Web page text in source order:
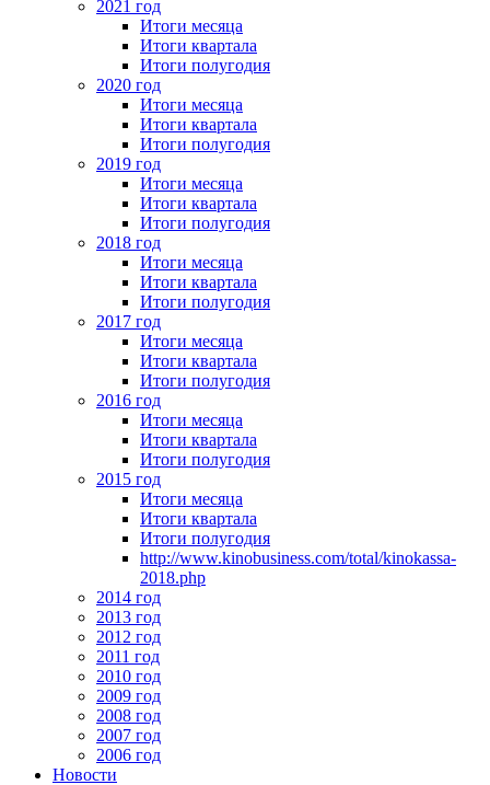
2021 год
Итоги месяца
Итоги квартала
Итоги полугодия
2020 год
Итоги месяца
Итоги квартала
Итоги полугодия
2019 год
Итоги месяца
Итоги квартала
Итоги полугодия
2018 год
Итоги месяца
Итоги квартала
Итоги полугодия
2017 год
Итоги месяца
Итоги квартала
Итоги полугодия
2016 год
Итоги месяца
Итоги квартала
Итоги полугодия
2015 год
Итоги месяца
Итоги квартала
Итоги полугодия
http://www.kinobusiness.com/total/kinokassa-
2018.php
2014 год
2013 год
2012 год
2011 год
2010 год
2009 год
2008 год
2007 год
2006 год
Новости